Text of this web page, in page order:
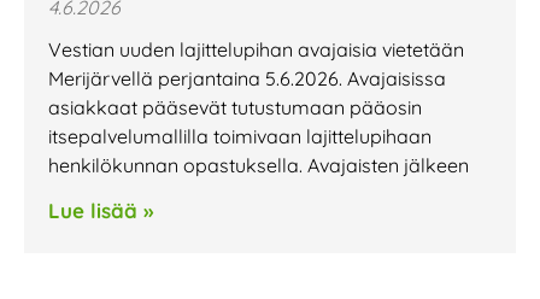
4.6.2026
Vestian uuden lajittelupihan avajaisia vietetään
Merijärvellä perjantaina 5.6.2026. Avajaisissa
asiakkaat pääsevät tutustumaan pääosin
itsepalvelumallilla toimivaan lajittelupihaan
henkilökunnan opastuksella. Avajaisten jälkeen
Lue lisää »